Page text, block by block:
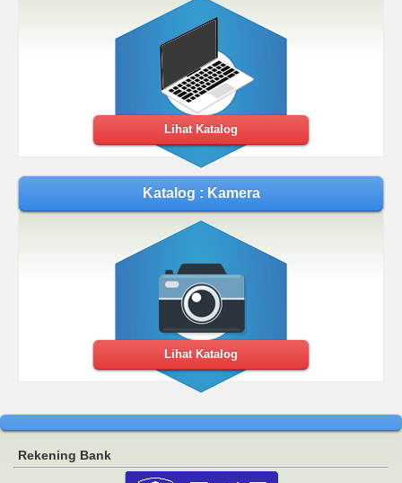
Lihat Katalog
Katalog : Kamera
Lihat Katalog
Rekening Bank